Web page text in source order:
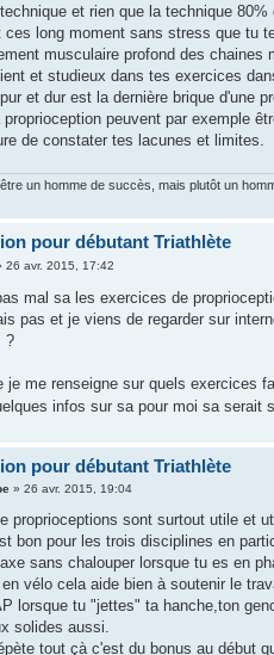
et rien que la technique
ces long moment sans stress que tu
musculaire profond des chaines
et studieux dans tes exercices
et dur est la dernière brique d'une
proprioception peuvent par exemple
de constater tes lacunes et limites.
un homme de succès, mais plutôt un
pour débutant Triathlète
26 avr. 2015, 17:42
mal sa les exercices de
pas et je viens de regarder sur
?
je me renseigne sur quels exercices
infos sur sa pour moi sa serait
pour débutant Triathlète
» 26 avr. 2015, 19:04
proprioceptions sont surtout utile et
bon pour les trois disciplines en
sans chalouper lorsque tu es en
vélo cela aide bien à soutenir le
lorsque tu "jettes" ta hanche,ton
solides aussi.
tout çà c'est du bonus au début